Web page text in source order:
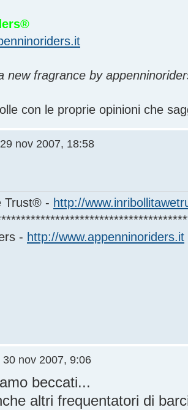
new fragrance by
con le proprie opinioni che
nov 2007, 18:58
Trust® - http://
- http://www.appenninoriders.it
30 nov 2007, 9:06
beccati...
altri frequentatori di